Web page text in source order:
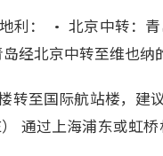
利： • 北京中转：青
经北京中转至维也纳
转至国际航站楼，建
通过上海浦东或虹桥